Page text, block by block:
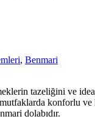
, Benmari
tazeliğini ve ideal
konforlu
dolabıdır.